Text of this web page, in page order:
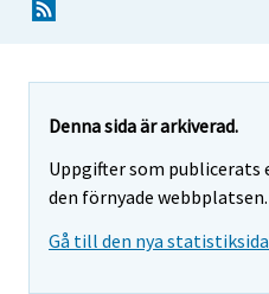
Denna sida är arkiverad.
Uppgifter som publicerats
den förnyade webbplatsen.
Gå till den nya